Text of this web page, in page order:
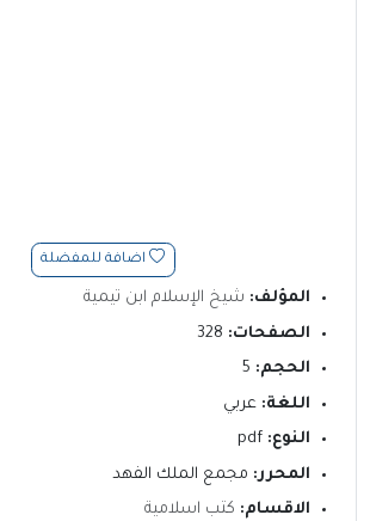
اضافة للمفضلة
المؤلف: شيخ الإسلام ابن تيمية
الصفحات:
الحجم:
اللغة: عربي
النوع:
المحرر: مجمع الملك الفهد
الاقسام: كتب اسلامية